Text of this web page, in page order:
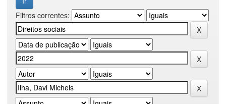
Filtros correntes: